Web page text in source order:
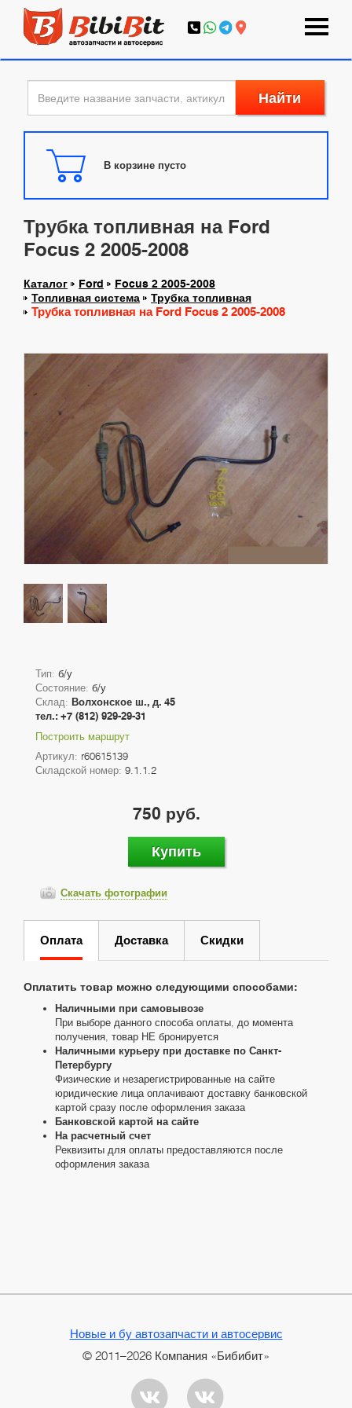
Найти
В корзине пусто
Трубка топливная на Ford
Focus 2 2005-2008
Каталог Ford
Focus 2 2005-2008
Топливная система
Трубка топливная
Трубка топливная на Ford Focus 2 2005-2008
Тип: б/у
Состояние: б/у
Склад: Волхонское ш., д. 45
тел.: +7 (812) 929-29-31
Построить маршрут
Артикул: r60615139
Складской номер: 9.1.1.2
750 руб.
Купить
Скачать фотографии
Оплата Доставка Скидки
Оплатить товар можно следующими способами:
Наличными при самовывозе
При выборе данного способа оплаты, до момента
получения, товар НЕ бронируется
Наличными курьеру при доставке по Санкт-
Петербургу
Физические и незарегистрированные на сайте
юридические лица оплачивают доставку банковской
картой сразу после оформления заказа
Банковской картой на сайте
На расчетный счет
Реквизиты для оплаты предоставляются после
оформления заказа
Новые и бу автозапчасти и автосервис
© 2011–2026 Компания «Бибибит»